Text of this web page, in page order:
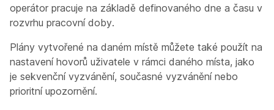
operátor pracuje na základě definovaného dne a času v
rozvrhu pracovní doby.
Plány vytvořené na daném místě můžete také použít na
nastavení hovorů uživatele v rámci daného místa, jako
je sekvenční vyzvánění, současné vyzvánění nebo
prioritní upozornění.